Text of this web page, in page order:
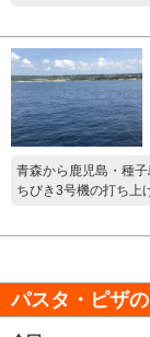
青森から鹿児島・種
ちびき3号機の打ち上
パスタ・ピザ